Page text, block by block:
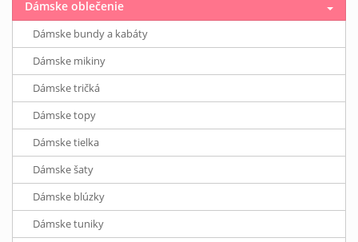
Dámske oblečenie
Dámske bundy a kabáty
Dámske mikiny
Dámske tričká
Dámske topy
Dámske tielka
Dámske šaty
Dámske blúzky
Dámske tuniky